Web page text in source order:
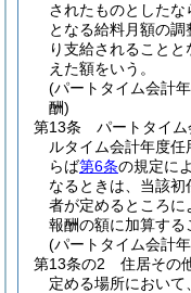
されたものとしたな
となる給料月額の
り支給されること
えた額をいう。
(パートタイム会計
酬)
第13条
パートタイ
ルタイム会計年度
らば第6条の規定に
なるときは、当該
者が定めるところに
報酬の額に加算する
(パートタイム会計
第13条の2
住居その
定める場所において、